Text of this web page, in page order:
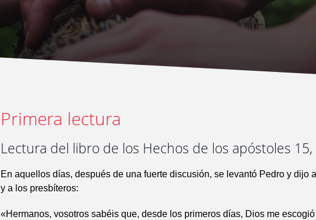
Primera lectura
Lectura del libro de los Hechos de los apóstoles 15,
En aquellos días, después de una fuerte discusión, se levantó Pedro y dijo
y a los presbíteros:
«Hermanos, vosotros sabéis que, desde los primeros días, Dios me